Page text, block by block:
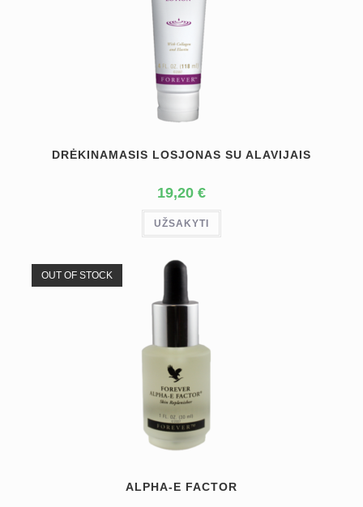
DRĖKINAMASIS LOSJONAS SU ALAVIJAIS
19,20 €
UŽSAKYTI
OUT OF STOCK
ALPHA-E FACTOR